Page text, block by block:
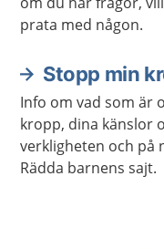
prata med någon.
Stopp min
Info om vad som är
kropp, dina känslor
verkligheten och på
Rädda barnens sajt.